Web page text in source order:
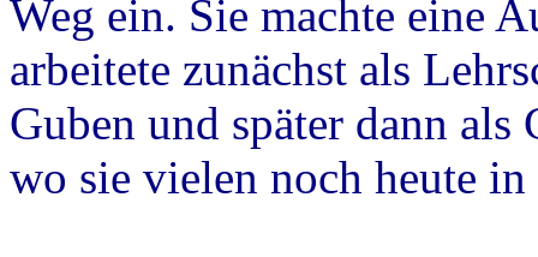
Weg ein. Sie machte eine
arbeitete zunächst als
Guben und später dann als
wo sie vielen noch heute